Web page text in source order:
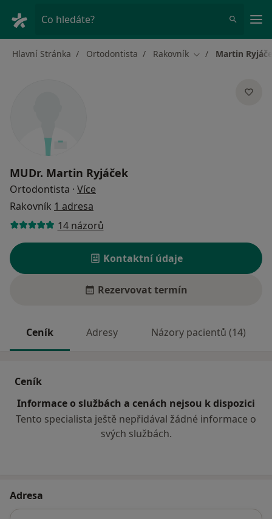
Co hledáte?
Hlavní Stránka Ortodontista Rakovník Změna města
Martin
MUDr. Martin Ryjáček
Ortodontista · Více
Rakovník 1 adresa
14 názorů
Kontaktní údaje
Rezervovat termín
Ceník Adresy Názory pacientů (14)
Ceník
Informace o službách a cenách nejsou k dispozici
Tento specialista ještě nepřidával žádné informace o
svých službách.
Adresa